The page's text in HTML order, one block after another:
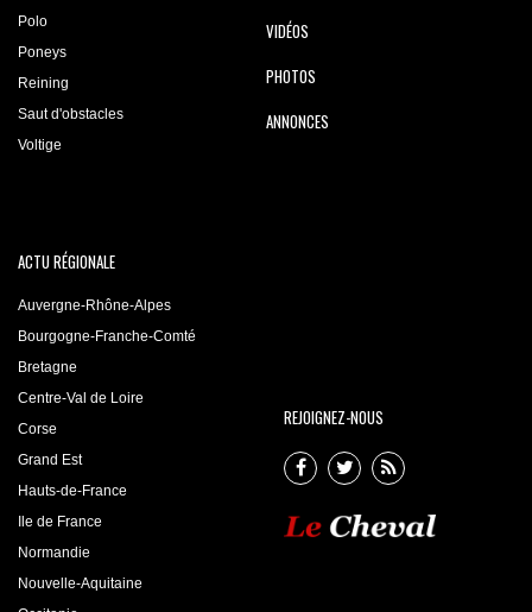
Polo
Poneys
Reining
Saut d'obstacles
Voltige
VIDÉOS
PHOTOS
ANNONCES
ACTU RÉGIONALE
Auvergne-Rhône-Alpes
Bourgogne-Franche-Comté
Bretagne
Centre-Val de Loire
Corse
Grand Est
Hauts-de-France
Ile de France
Normandie
Nouvelle-Aquitaine
REJOIGNEZ-NOUS